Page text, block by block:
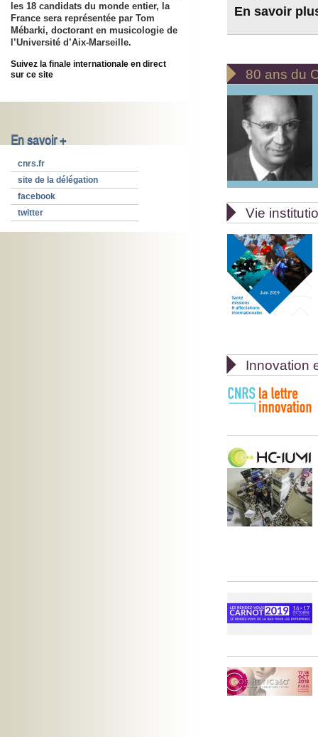
les 18 candidats du monde entier, la
France sera représentée par Tom
Mébarki, doctorant en musicologie de
l’Université d’Aix-Marseille.
Suivez la finale internationale en direct
sur ce site
En savoir +
cnrs.fr
site de la délégation
facebook
twitter
En savoir
 80 ans du
 Vie
 Innovation